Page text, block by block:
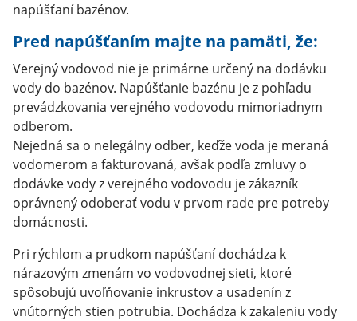
napúšťaní bazénov.
Pred napúšťaním majte na pamäti, že:
Verejný vodovod nie je primárne určený na dodávku
vody do bazénov. Napúšťanie bazénu je z pohľadu
prevádzkovania verejného vodovodu mimoriadnym
odberom.
Nejedná sa o nelegálny odber, keďže voda je meraná
vodomerom a fakturovaná, avšak podľa zmluvy o
dodávke vody z verejného vodovodu je zákazník
oprávnený odoberať vodu v prvom rade pre potreby
domácnosti.
Pri rýchlom a prudkom napúšťaní dochádza k
nárazovým zmenám vo vodovodnej sieti, ktoré
spôsobujú uvoľňovanie inkrustov a usadenín z
vnútorných stien potrubia. Dochádza k zakaleniu vody